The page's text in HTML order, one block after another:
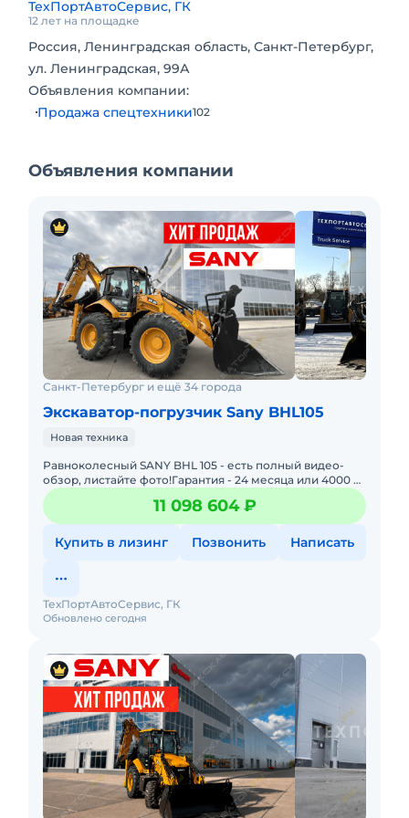
другого навесного оборудования
- Кондиционер
- Металлические баки гидравлики и топлива
- Прямое остекление кабины
- Двигатель: СUМNINS QSF3.8 Т3, объем 3,8 л.
Мощность двигателя: 74 кВт (100,68 л.с.)
- Дифференциал ограниченного трения
ТехПортАвтоСервис, ГК
12 лет на площадке
Россия, Ленинградская область, Санкт-Петербург,
ул. Ленинградская, 99А
Объявления компании:
Продажа спецтехники102
Объявления компании
Санкт-Петербург и ещё 34 города
Экскаватор-погрузчик Sany BHL105
Новая техника
Равноколесный SANY BHL 105 - есть полный видео-
обзор, листайте фото!Гарантия - 24 месяца или 4000 м/
ч !Технические характеристики:- Двигатель Cummins
QSF3.8- Мо
11 098 604 ₽
Купить в лизинг Позвонить Написать
Обновлено сегодня
ТехПортАвтоСервис, ГК